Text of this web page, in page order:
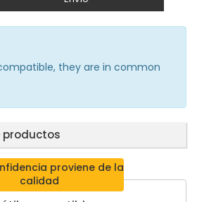
compatible, they are in common
productos
proviene de la
calidad